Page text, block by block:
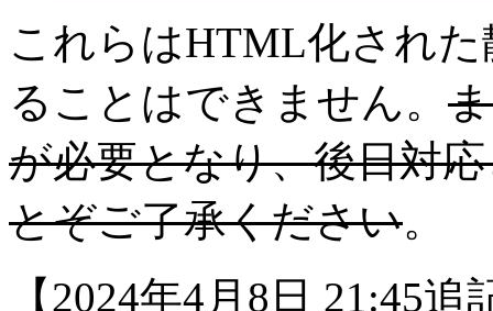
これらはHTML化され
ることはできません。
が必要となり、後日対
とぞご了承ください。
【2024年4月8日 21:45